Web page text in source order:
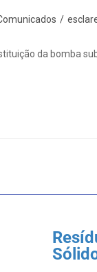
/
da bomba